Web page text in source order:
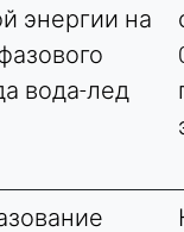
энергии на
вода-лед